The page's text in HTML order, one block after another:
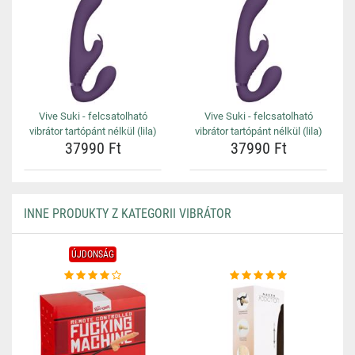
Vive Suki - felcsatolható
vibrátor tartópánt nélkül (lila)
37990 Ft
Vive Suki - felcsatolható
vibrátor tartópánt nélkül (lila)
37990 Ft
INNE PRODUKTY Z KATEGORII VIBRÁTOR
ÚJDONSÁG